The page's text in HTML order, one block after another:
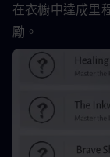
在衣櫥中達成里
勵。